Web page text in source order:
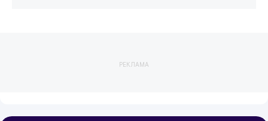
РЕКЛАМА